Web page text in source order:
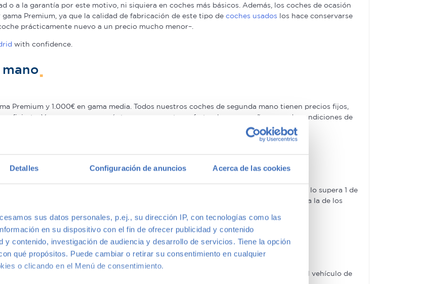
Detalles Configuración de anuncios Acerca de las cookies
sus datos personales, p.ej., su dirección IP, con tecnologías como las
en su dispositivo con el fin de ofrecer publicidad y contenido
y contenido, investigación de audiencia y desarrollo de servicios. Tiene la opción
qué propósitos. Puede cambiar o retirar su consentimiento en cualquier
o clicando en el Menú de consentimiento.
o a la garantía por este motivo, ni siquiera en coches más básicos. Además, los coches de ocasión
Premium, ya que la calidad de fabricación de este tipo de coches usados los hace conservarse
prácticamente nuevo a un precio mucho menor–.
with confidence.
Premium y 1.000€ en gama media. Todos nuestros coches de segunda mano tienen precios fijos,
Ven a vernos y pregúntanos por nuestras ofertas, las acompañaremos de condiciones de
aceptamos tu coche a cambio.
calidad, ya que nuestros vehículos pasan el más riguroso control de calidad –solo lo supera 1 de
coches de segunda mano que le ofrecemos una Garantía 5 Estrellas muy similar a la de los
de Madrid, disponemos de una gran variedad de marcas y modelos. Encuentra el vehículo de